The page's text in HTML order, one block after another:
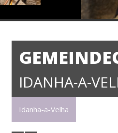
IDANHA-A-
Idanha-a-Velha